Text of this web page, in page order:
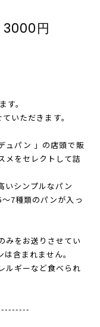
3000円
。
いただきます。
ュパン 」の店頭で販
メをセレクトして詰
いシンプルなパン
7種類のパンが入っ
みをお送りさせてい
含まれません。
ルギーなど食べられ